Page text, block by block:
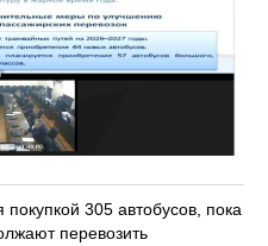
покупкой 305 автобусов, пока
перевозить